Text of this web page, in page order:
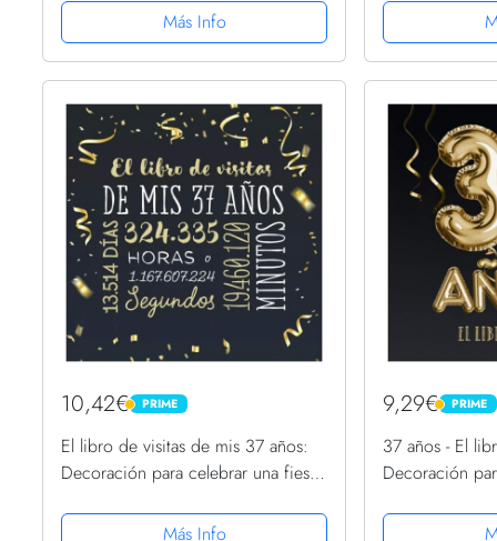
Decoración y regalos originales
para hombres y mujeres - 37 ......
Más Info
felicitaciones
decoración
10,42€ PRIME
PRIME
El libro de visitas de mis 37 años:
Decoración para celebrar una fiesta
hombre y mujer - 37 años - Libro de
Más Info
9,29€ PRIME
PRIME
37 años - El
Decoración
años - Edición